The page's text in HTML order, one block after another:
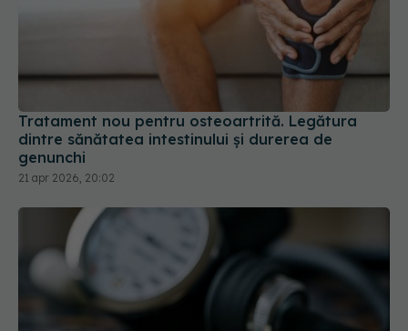
Tratament nou pentru osteoartrită. Legătura
dintre sănătatea intestinului și durerea de
21 apr 2026, 20:02